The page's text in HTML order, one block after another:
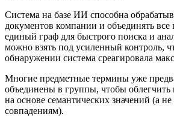
Система на базе ИИ способна
документов компании и объединять все
единый граф для быстрого поиска и
можно взять под усиленный контроль,
обнаружении система среагировала
Многие предметные термины уже
объединены в группы, чтобы облегчить
на основе семантических значений (а
совпадениям).